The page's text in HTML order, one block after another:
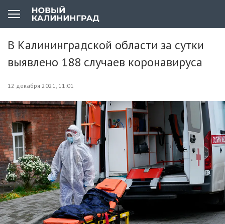
В Калининградской области за сутки
выявлено 188 случаев коронавируса
12 декабря 2021, 11:01